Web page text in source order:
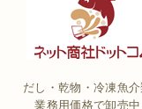
だし・乾物・冷凍魚
業務用価格で卸売中